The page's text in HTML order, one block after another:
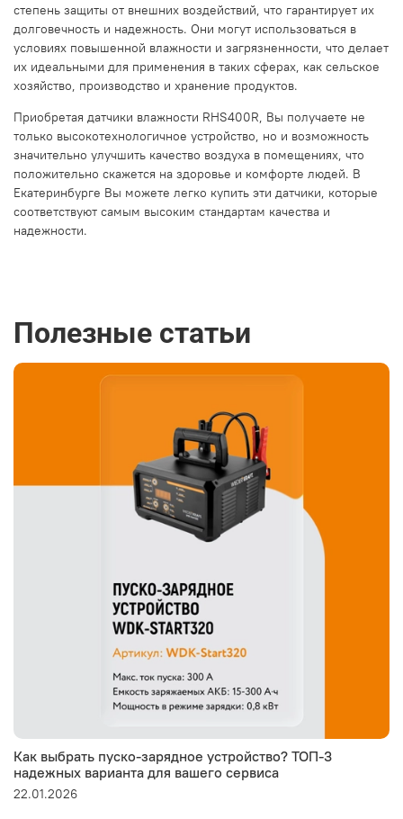
степень защиты от внешних воздействий, что гарантирует их
долговечность и надежность. Они могут использоваться в
условиях повышенной влажности и загрязненности, что делает
их идеальными для применения в таких сферах, как сельское
хозяйство, производство и хранение продуктов.
Приобретая датчики влажности RHS400R, Вы получаете не
только высокотехнологичное устройство, но и возможность
значительно улучшить качество воздуха в помещениях, что
положительно скажется на здоровье и комфорте людей. В
Екатеринбурге Вы можете легко купить эти датчики, которые
соответствуют самым высоким стандартам качества и
надежности.
Полезные статьи
Как выбрать пуско-зарядное устройство? ТОП-3
надежных варианта для вашего сервиса
22.01.2026